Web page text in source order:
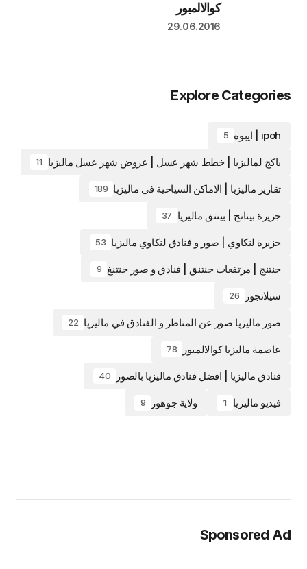
كوالالمبور
29.06.2016
Explore Categories
ipoh | ايبوه 5
باكج لماليزيا | خطط شهر عسل | عروض شهر عسل ماليزيا 11
تقارير ماليزيا | الاماكن السياحية في ماليزيا 189
جزيرة بينانج | بيننق ماليزيا 37
جزيرة لنكاوي | صور و فنادق لنكاوي ماليزيا 53
جنتنج | مرتفعات جنتنق | فنادق و صور جنتنغ 9
سيلانجور 26
صور ماليزيا صور عن المناظر و الفنادق في ماليزيا 22
عاصمة ماليزيا كوالالمبور 78
فنادق ماليزيا | افضل فنادق ماليزيا بالصور 40
فيديو ماليزيا 1 ولاية جوهور 9
Sponsored Ad